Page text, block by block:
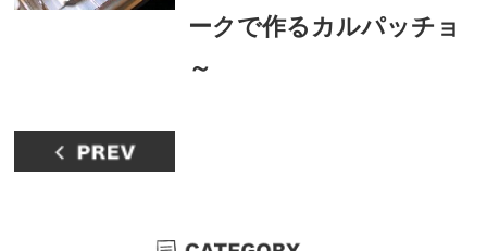
ークで作るカルパッチョ
～